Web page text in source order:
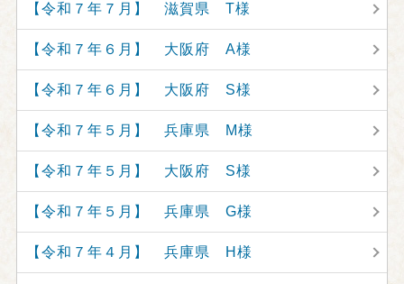
【令和７年７月】 滋賀県 T様
【令和７年６月】 大阪府 A様
【令和７年６月】 大阪府 S様
【令和７年５月】 兵庫県 M様
【令和７年５月】 大阪府 S様
【令和７年５月】 兵庫県 G様
【令和７年４月】 兵庫県 H様